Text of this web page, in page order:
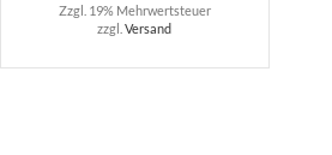
Zzgl. 19% Mehrwertsteuer
zzgl.Versand